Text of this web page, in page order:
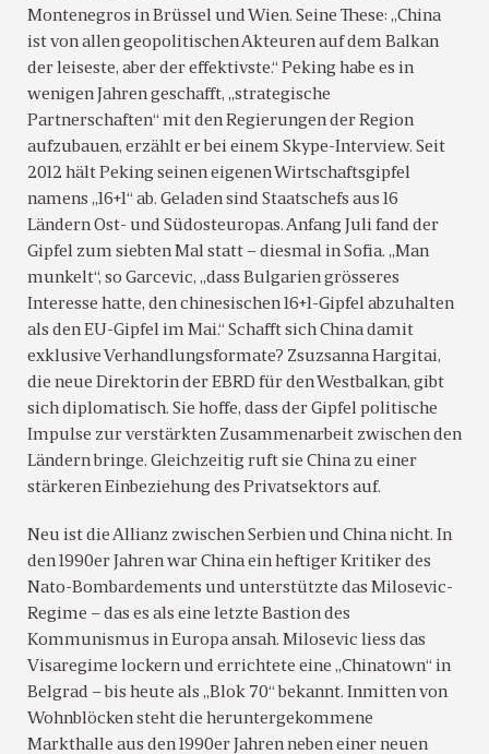
Montenegros in Brüssel und Wien. Seine These: „China
ist von allen geopolitischen Akteuren auf dem Balkan
der leiseste, aber der effektivste.“ Peking habe es in
wenigen Jahren geschafft, „strategische
Partnerschaften“ mit den Regierungen der Region
aufzubauen, erzählt er bei einem Skype-Interview. Seit
2012 hält Peking seinen eigenen Wirtschaftsgipfel
namens „16+1“ ab. Geladen sind Staatschefs aus 16
Ländern Ost- und Südosteuropas. Anfang Juli fand der
Gipfel zum siebten Mal statt – diesmal in Sofia. „Man
munkelt“, so Garcevic, „dass Bulgarien grösseres
Interesse hatte, den chinesischen 16+1-Gipfel abzuhalten
als den EU-Gipfel im Mai.“ Schafft sich China damit
exklusive Verhandlungsformate? Zsuzsanna Hargitai,
die neue Direktorin der EBRD für den Westbalkan, gibt
sich diplomatisch. Sie hoffe, dass der Gipfel politische
Impulse zur verstärkten Zusammenarbeit zwischen den
Ländern bringe. Gleichzeitig ruft sie China zu einer
stärkeren Einbeziehung des Privatsektors auf.
Neu ist die Allianz zwischen Serbien und China nicht. In
den 1990er Jahren war China ein heftiger Kritiker des
Nato-Bombardements und unterstützte das Milosevic-
Regime – das es als eine letzte Bastion des
Kommunismus in Europa ansah. Milosevic liess das
Visaregime lockern und errichtete eine „Chinatown“ in
Belgrad – bis heute als „Blok 70“ bekannt. Inmitten von
Wohnblöcken steht die heruntergekommene
Markthalle aus den 1990er Jahren neben einer neuen